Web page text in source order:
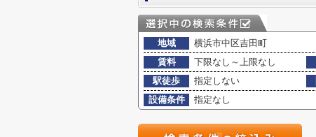
地域
横浜市中区吉田町
賃料
下限なし～上限なし
駅徒歩
指定しない
設備条件
指定なし